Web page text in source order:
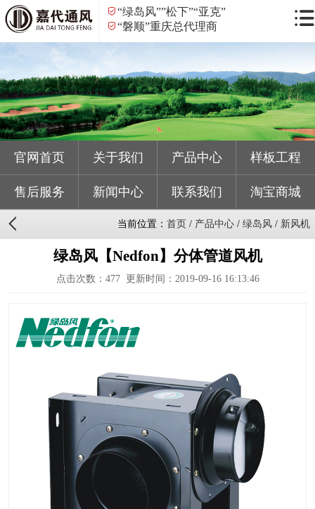
“绿岛风””松下”“亚克”
“磐顺”重庆总代理商
官网首页 关于我们 产品中心 样板工程
售后服务 新闻中心 联系我们 淘宝商城
当前位置： 首页 / 产品中心 / 绿岛风 / 新风机
绿岛风【Nedfon】分体管道风机
点击次数： 477更新时间：2019-09-16 16:13:46